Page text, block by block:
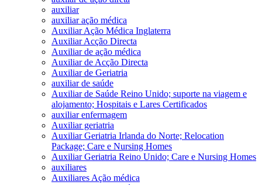
auxiliar
auxiliar ação médica
Auxiliar Ação Médica Inglaterra
Auxiliar Acção Directa
Auxiliar de ação médica
Auxiliar de Acção Directa
Auxiliar de Geriatria
auxiliar de saúde
Auxiliar de Saúde Reino Unido; suporte na viagem e
alojamento; Hospitais e Lares Certificados
auxiliar enfermagem
Auxiliar geriatria
Auxiliar Geriatria Irlanda do Norte; Relocation
Package; Care e Nursing Homes
Auxiliar Geriatria Reino Unido; Care e Nursing Homes
auxiliares
Auxiliares Ação médica